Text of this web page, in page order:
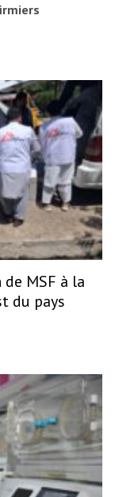
MSF à la
du pays